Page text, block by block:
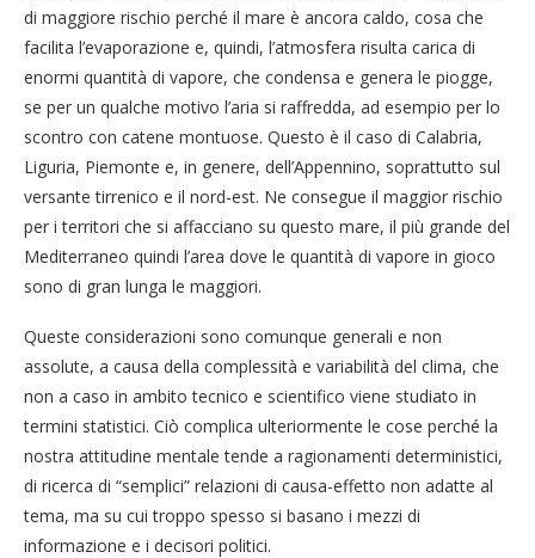
di maggiore rischio perché il mare è ancora caldo, cosa che
facilita l’evaporazione e, quindi, l’atmosfera risulta carica di
enormi quantità di vapore, che condensa e genera le piogge,
se per un qualche motivo l’aria si raffredda, ad esempio per lo
scontro con catene montuose. Questo è il caso di Calabria,
Liguria, Piemonte e, in genere, dell’Appennino, soprattutto sul
versante tirrenico e il nord-est. Ne consegue il maggior rischio
per i territori che si affacciano su questo mare, il più grande del
Mediterraneo quindi l’area dove le quantità di vapore in gioco
sono di gran lunga le maggiori.
Queste considerazioni sono comunque generali e non
assolute, a causa della complessità e variabilità del clima, che
non a caso in ambito tecnico e scientifico viene studiato in
termini statistici. Ciò complica ulteriormente le cose perché la
nostra attitudine mentale tende a ragionamenti deterministici,
di ricerca di “semplici” relazioni di causa-effetto non adatte al
tema, ma su cui troppo spesso si basano i mezzi di
informazione e i decisori politici.